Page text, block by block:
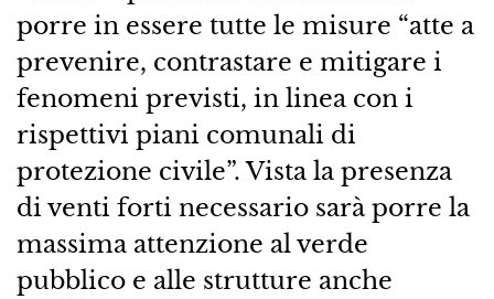
porre in essere tutte le misure “atte a
prevenire, contrastare e mitigare i
fenomeni previsti, in linea con i
rispettivi piani comunali di
protezione civile”. Vista la presenza
di venti forti necessario sarà porre la
massima attenzione al verde
pubblico e alle strutture anche